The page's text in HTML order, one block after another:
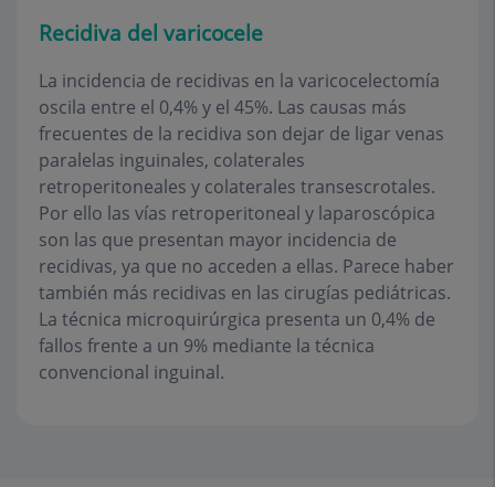
Recidiva del varicocele
La incidencia de recidivas en la varicocelectomía
oscila entre el 0,4% y el 45%. Las causas más
frecuentes de la recidiva son dejar de ligar venas
paralelas inguinales, colaterales
retroperitoneales y colaterales transescrotales.
Por ello las vías retroperitoneal y laparoscópica
son las que presentan mayor incidencia de
recidivas, ya que no acceden a ellas. Parece haber
también más recidivas en las cirugías pediátricas.
La técnica microquirúrgica presenta un 0,4% de
fallos frente a un 9% mediante la técnica
convencional inguinal.